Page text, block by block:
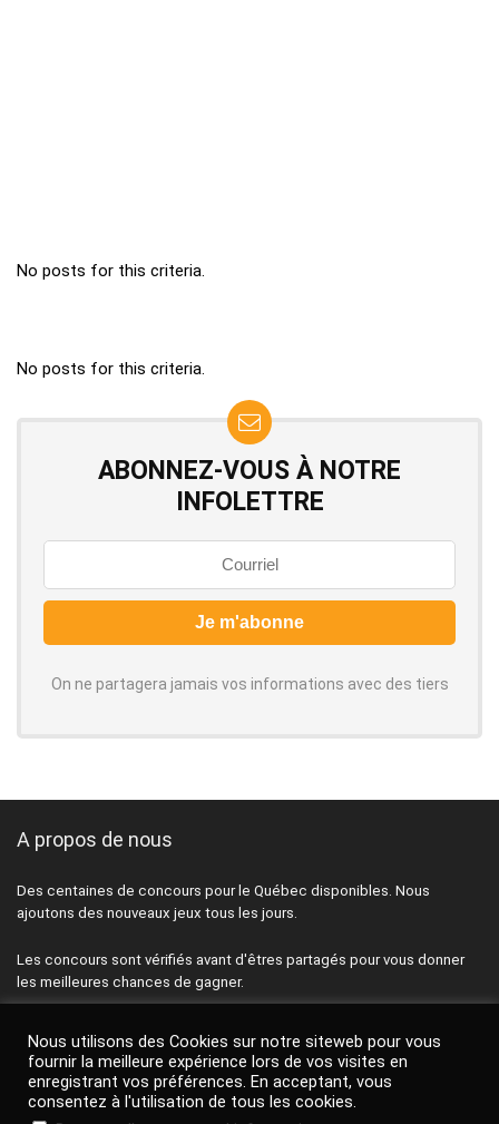
No posts for this criteria.
No posts for this criteria.
ABONNEZ-VOUS À NOTRE
INFOLETTRE
On ne partagera jamais vos informations avec des tiers
A propos de nous
Des centaines de concours pour le Québec disponibles. Nous
ajoutons des nouveaux jeux tous les jours.
Les concours sont vérifiés avant d'êtres partagés pour vous donner
les meilleures chances de gagner.
Pensez à nous suivre sur Facebook et à vous inscrire à l'infolettre
quotidienne pour être les premiers informés des meilleurs bons plans
de la journée.
Nous utilisons des Cookies sur notre siteweb pour vous
fournir la meilleure expérience lors de vos visites en
enregistrant vos préférences. En acceptant, vous
consentez à l'utilisation de tous les cookies.